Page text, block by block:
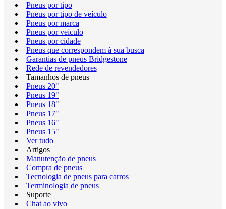
Pneus por tipo
Pneus por tipo de veículo
Pneus por marca
Pneus por veículo
Pneus por cidade
Pneus que correspondem à sua busca
Garantias de pneus Bridgestone
Rede de revendedores
Tamanhos de pneus
Pneus 20"
Pneus 19"
Pneus 18"
Pneus 17"
Pneus 16"
Pneus 15"
Ver tudo
Artigos
Manutenção de pneus
Compra de pneus
Tecnologia de pneus para carros
Terminologia de pneus
Suporte
Chat ao vivo